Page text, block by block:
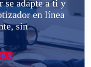
se adapte a ti y
en línea
sin